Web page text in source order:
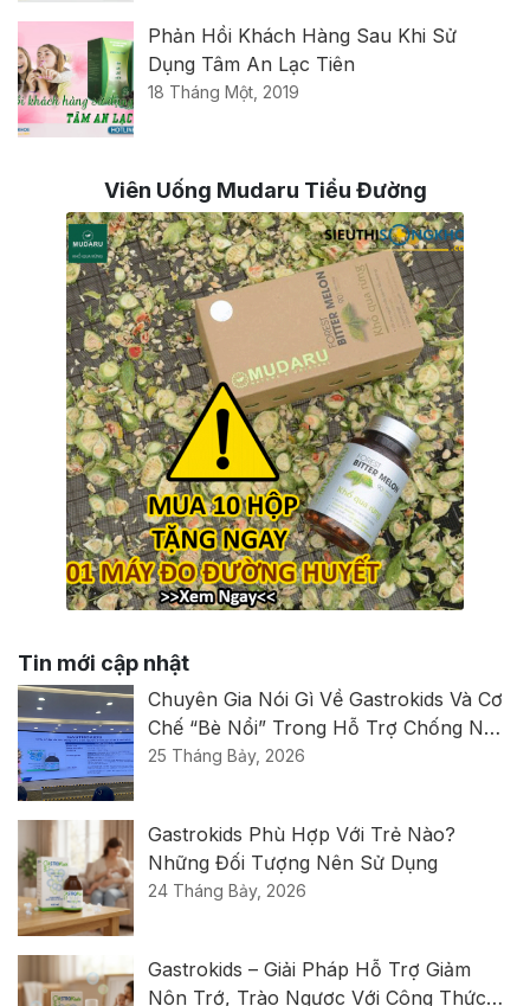
Phản Hồi Khách Hàng Sau Khi Sử
Dụng Tâm An Lạc Tiên
18 Tháng Một, 2019
Viên Uống Mudaru Tiểu Đường
Tin mới cập nhật
Chuyên Gia Nói Gì Về Gastrokids Và Cơ
Chế “bè Nổi” Trong Hỗ Trợ Chống Nôn
Trớ, Trào Ngược?
25 Tháng Bảy, 2026
Gastrokids Phù Hợp Với Trẻ Nào?
Những Đối Tượng Nên Sử Dụng
24 Tháng Bảy, 2026
Gastrokids – Giải Pháp Hỗ Trợ Giảm
Nôn Trớ, Trào Ngược Với Công Thức